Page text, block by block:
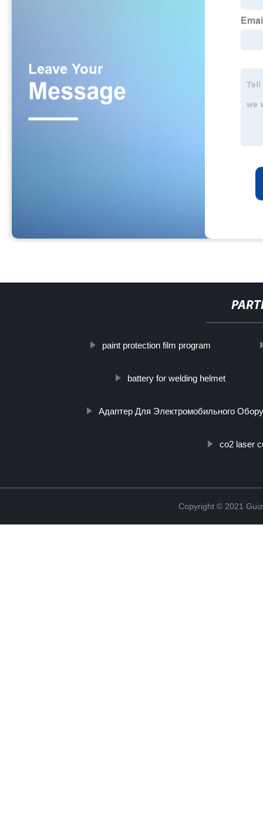
paint protection film program
battery for welding helmet
Адаптер Для Электромобильного
co2 laser
Copyright © 2021